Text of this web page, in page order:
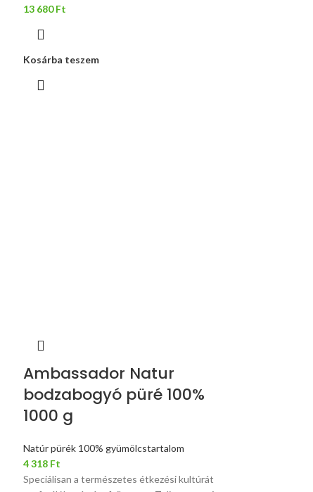
13 680Ft
Kosárba teszem
Ambassador Natur
bodzabogyó püré 100%
1000 g
Natúr pürék 100% gyümölcstartalom
4 318 Ft
Speciálisan a természetes étkezési kultúrát